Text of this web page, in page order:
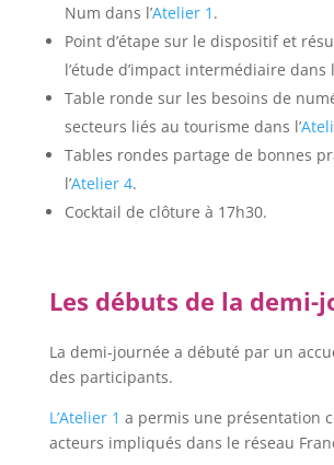
Num dans l’Atelier 1 .
Point d’étape sur le dispositif et
l’étude d’impact intermédiaire dans
Table ronde sur les besoins de
secteurs liés au tourisme dans l’
Tables rondes partage de bonnes
l’Atelier 4.
Cocktail de clôture à 17h30.
Les débuts de la demi-
La demi-journée a débuté par un
des participants.
L’Atelier 1 a permis une présentation
acteurs impliqués dans le réseau